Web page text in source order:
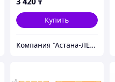
Купить
Компания "Астана-ЛЕС" производство домокомплектов и пиломатериалов класса EXTRA (AB);